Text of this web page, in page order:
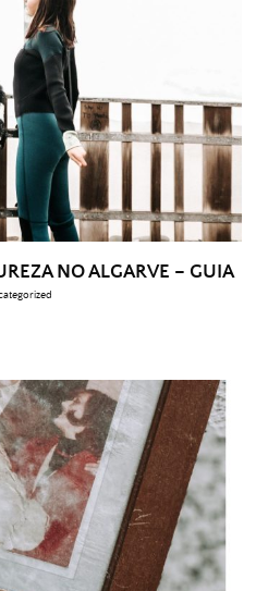
NO ALGARVE – GUIA